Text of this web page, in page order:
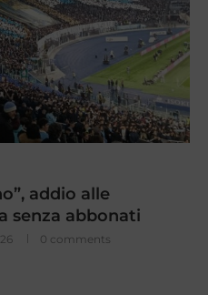
addio alle
senza abbonati
0 comments